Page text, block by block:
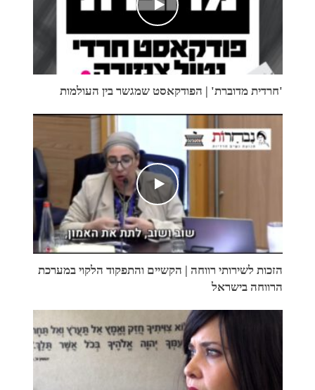
'חרדית מדוברת' | הפודקאסט שמגשר בין העולמות
הזכות לשירותי רווחה | הקשיים והתפקוד הלקוי במערכת
הרווחה בישראל